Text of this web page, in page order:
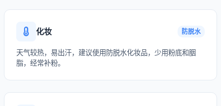
化妆 防脱水
天气较热，易出汗，建议使用防脱水化妆品，少用粉底和胭
脂，经常补粉。